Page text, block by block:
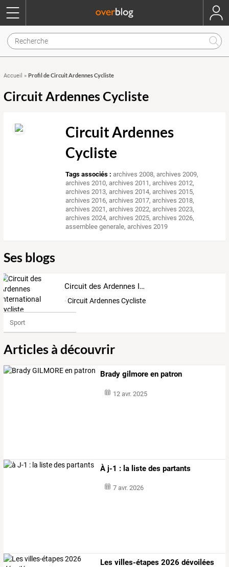
Accueil » Profil de Circuit Ardennes Cycliste
Circuit Ardennes Cycliste
Circuit Ardennes
Cycliste
Tags associés : archives 2008,archives 2009,
archives 2010,archives 2011,archives 2012,
archives 2013,archives 2014,archives 2015,
archives 2016,archives 2017,archives 2018,
archives 2021,archives 2022,archives 2023,
archives 2024,archives 2025,archives 2026,
assemblee generale,archives 2019
Ses blogs
Circuit des Ardennes International cycliste
Circuit Ardennes Cycliste
Sport
Articles à découvrir
Brady gilmore en patron
12 avr. 2025
À j-1 : la liste des partants
7 avr. 2026
Les villes-étapes 2026 dévoilées